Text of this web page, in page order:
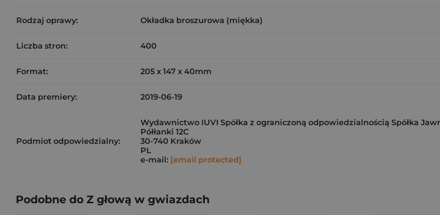
Rodzaj oprawy: Okładka broszurowa (miękka)
Liczba stron: 400
Format: 205 x 147 x 40mm
Data premiery: 2019-06-19
Podmiot odpowiedzialny:
Wydawnictwo IUVI Spółka z ograniczoną odpowiedzialnością Spółka
Półłanki 12C
30-740 Kraków
PL
e-mail: [email protected]
Podobne do Z głową w gwiazdach